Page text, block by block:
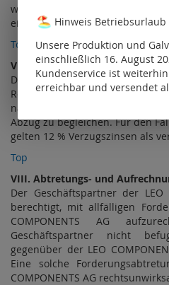
weder verfügen noch Dritten
einräumen.
Top
VII. Zahlung
Die Firma LEO COMPONENTS
Rechnungsbasis. Forderungen
nach Erhalt der Rechnung und
Abzug zu begleichen. Für den
gelten 12 % Verzugszinsen als
Top
VIII. Abtretungs- und
Der Geschäftspartner der LEO
berechtigt, mit allfälligen
COMPONENTS AG
Geschäftspartner nicht
gegenüber der LEO
Eine solche
COMPONENTS AG
Hinweis Betriebsurlaub
Unsere Produktion und
einschließlich 16. August
Kundenservice ist
erreichbar und versendet